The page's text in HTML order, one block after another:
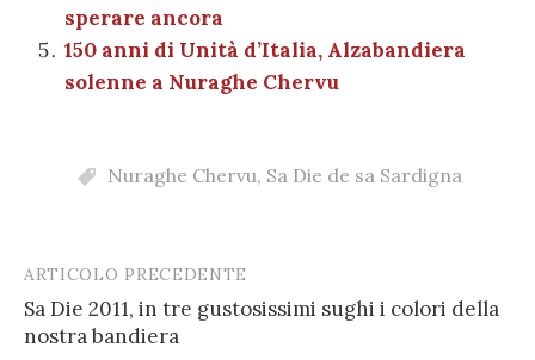
sperare ancora
150 anni di Unità d’Italia, Alzabandiera
solenne a Nuraghe Chervu
Nuraghe Chervu, Sa Die de sa Sardigna
Post
navigation
ARTICOLO PRECEDENTE
Sa Die 2011, in tre gustosissimi sughi i colori della
nostra bandiera